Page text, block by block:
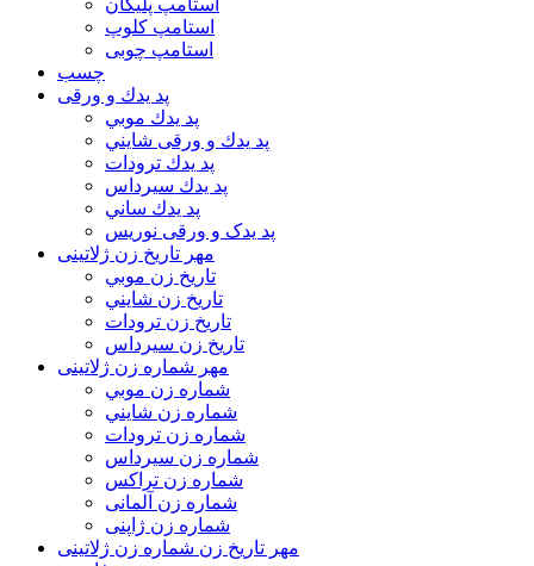
استامپ کلوپ
استامپ چوبی
چسب
پد يدك و ورقی
پد يدك موبي
پد يدك و ورقی شايني
پد يدك ترودات
پد يدك سيرداس
پد يدك ساني
پد یدک و ورقی نوریس
مهر تاريخ زن ژلاتینی
تاريخ زن موبي
تاريخ زن شايني
تاريخ زن ترودات
تاريخ زن سيرداس
مهر شماره زن ژلاتینی
شماره زن موبي
شماره زن شايني
شماره زن ترودات
شماره زن سيرداس
شماره زن تراکس
شماره زن آلمانی
شماره زن ژاپنی
مهر تاریخ زن شماره زن ژلاتینی